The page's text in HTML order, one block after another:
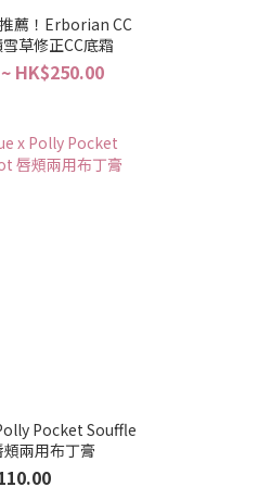
薦！Erborian CC
草修正CC底霜
HK$250.00
Pocket Souffle
兩用布丁膏